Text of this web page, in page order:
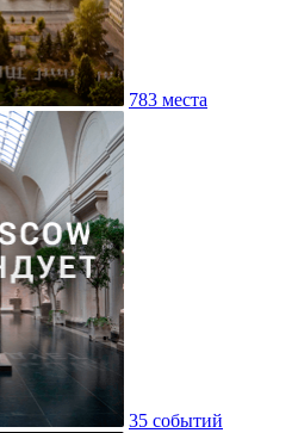
783 места
35 событий